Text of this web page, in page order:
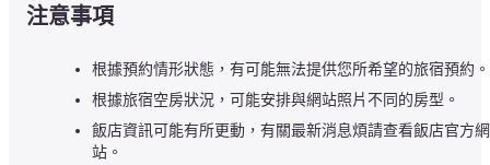
注意事項
根據預約情形狀態，有可能無法提供您所希望的旅宿預約。
根據旅宿空房狀況，可能安排與網站照片不同的房型。
飯店資訊可能有所更動，有關最新消息煩請查看飯店官方網
站。